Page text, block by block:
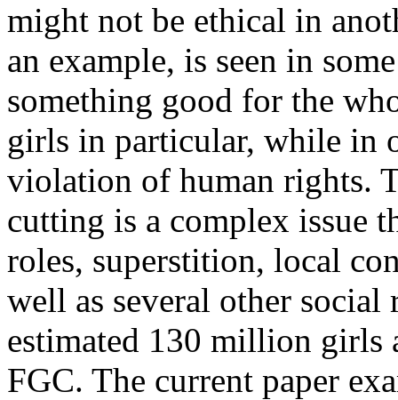
might not be ethical in
an example, is seen in
something good for the
girls in particular, while in
violation of human rights.
cutting is a complex issue
roles, superstition, local
well as several other
estimated 130 million girls
FGC. The current paper